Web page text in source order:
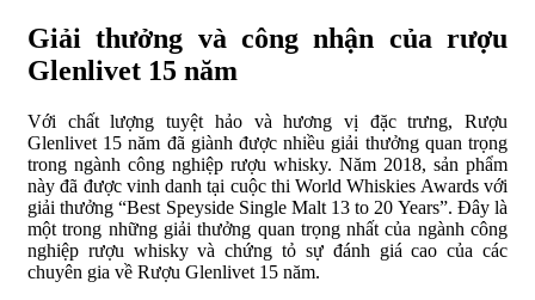
Giải thưởng và công nhận của rượu
Glenlivet 15 năm
Với chất lượng tuyệt hảo và hương vị đặc trưng, Rượu
Glenlivet 15 năm đã giành được nhiều giải thưởng quan trọng
trong ngành công nghiệp rượu whisky. Năm 2018, sản phẩm
này đã được vinh danh tại cuộc thi World Whiskies Awards với
giải thưởng “Best Speyside Single Malt 13 to 20 Years”. Đây là
một trong những giải thưởng quan trọng nhất của ngành công
nghiệp rượu whisky và chứng tỏ sự đánh giá cao của các
chuyên gia về Rượu Glenlivet 15 năm.